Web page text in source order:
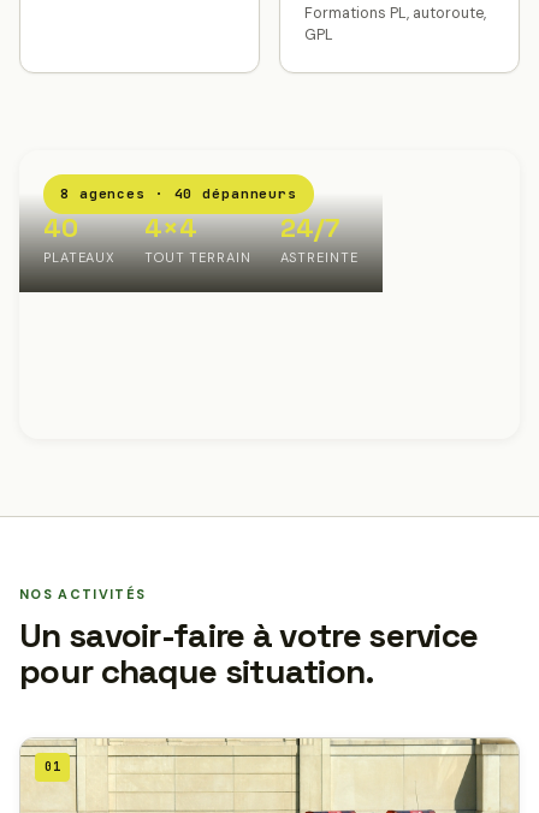
Formations PL, autoroute,
GPL
8 agences · 40 dépanneurs
40
PLATEAUX
4×4
TOUT TERRAIN
24/7
ASTREINTE
NOS ACTIVITÉS
Un savoir-faire à votre service
pour chaque situation.
01